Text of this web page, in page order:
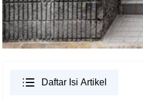
Daftar Isi Artikel